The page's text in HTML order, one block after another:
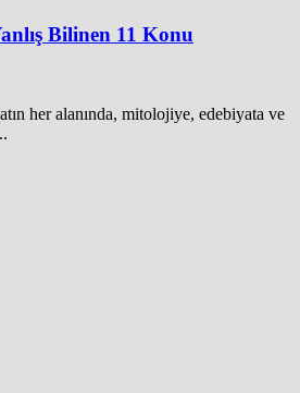
Bilinen 11 Konu
her alanında, mitolojiye, edebiyata ve